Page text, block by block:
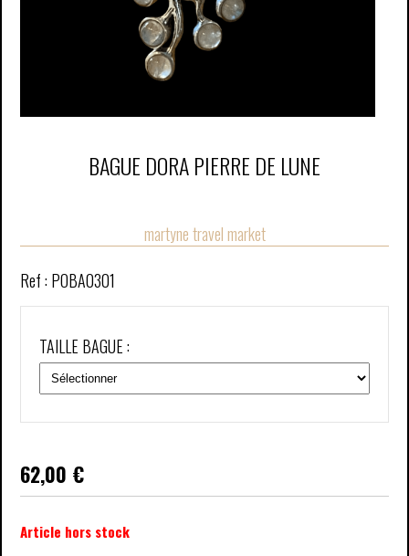
BAGUE DORA PIERRE DE LUNE
martyne travel market
Ref : POBA0301
TAILLE BAGUE :
62,00 €
Article hors stock